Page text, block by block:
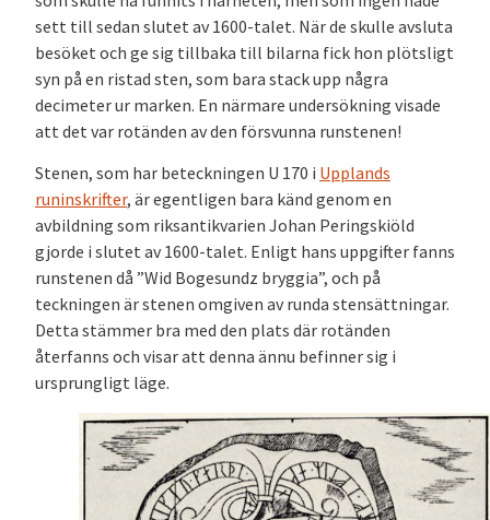
sett till sedan slutet av 1600-talet. När de skulle avsluta
besöket och ge sig tillbaka till bilarna fick hon plötsligt
syn på en ristad sten, som bara stack upp några
decimeter ur marken. En närmare undersökning visade
att det var rotänden av den försvunna runstenen!
Stenen, som har beteckningen U 170 i Upplands
runinskrifter, är egentligen bara känd genom en
avbildning som riksantikvarien Johan Peringskiöld
gjorde i slutet av 1600-talet. Enligt hans uppgifter fanns
runstenen då ”Wid Bogesundz bryggia”, och på
teckningen är stenen omgiven av runda stensättningar.
Detta stämmer bra med den plats där rotänden
återfanns och visar att denna ännu befinner sig i
ursprungligt läge.